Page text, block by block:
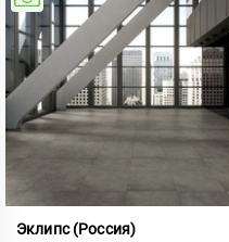
Эклипс (Россия)